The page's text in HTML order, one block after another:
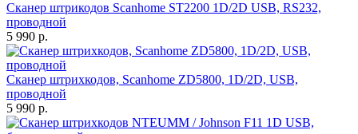
Сканер штрикодов Scanhome ST2200 1D/2D USB, RS232,
проводной
5 990 р.
Сканер штрихкодов, Scanhome ZD5800, 1D/2D, USB,
проводной
5 990 р.